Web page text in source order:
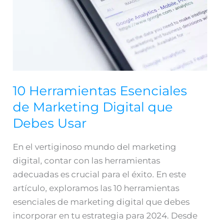
10 Herramientas Esenciales
de Marketing Digital que
Debes Usar
En el vertiginoso mundo del marketing
digital, contar con las herramientas
adecuadas es crucial para el éxito. En este
artículo, exploramos las 10 herramientas
esenciales de marketing digital que debes
incorporar en tu estrategia para 2024. Desde